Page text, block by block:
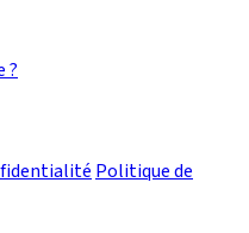
?
Politique de